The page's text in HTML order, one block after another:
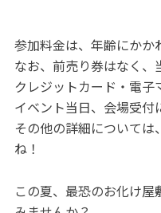
参加料金は、年齢にかか
なお、前売り券はなく、
クレジットカード・電子
イベント当日、会場受付
その他の詳細について
ね！
この夏、最恐のお化け